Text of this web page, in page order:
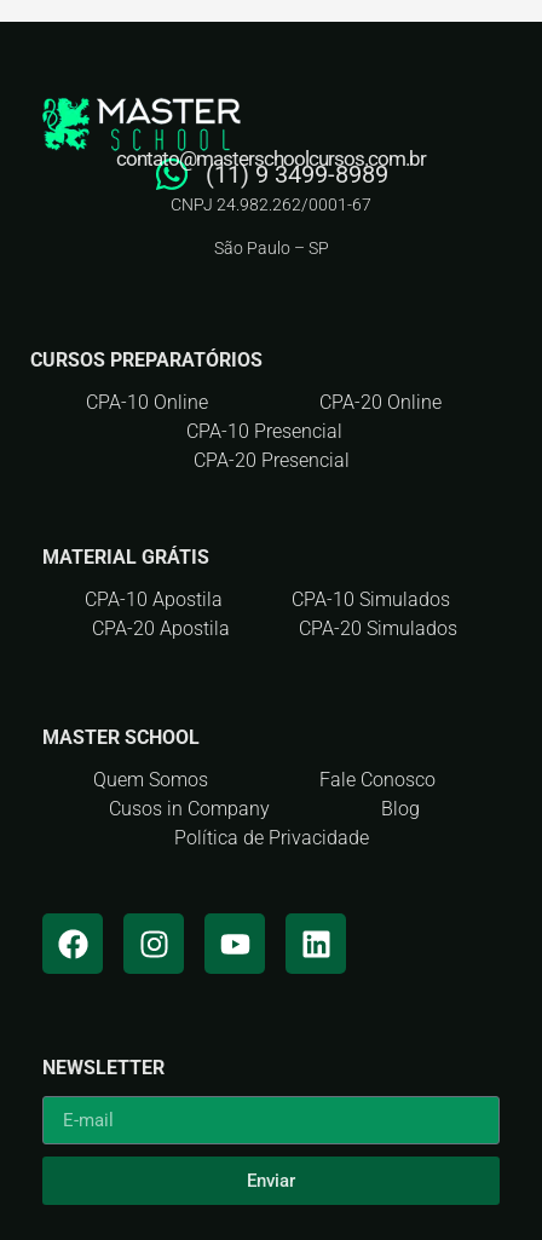
(11) 9 3499-8989
contato@masterschoolcursos.com.br
CNPJ 24.982.262/0001-67
São Paulo – SP
CURSOS PREPARATÓRIOS
CPA-10 Online
CPA-20 Online
CPA-10 Presencial
CPA-20 Presencial
MATERIAL GRÁTIS
CPA-10 Apostila
CPA-10 Simulados
CPA-20 Apostila
CPA-20 Simulados
MASTER SCHOOL
Quem Somos
Fale Conosco
Cusos in Company
Blog
Política de Privacidade
NEWSLETTER
Enviar